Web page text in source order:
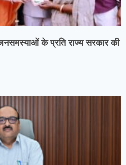
के प्रति राज्य सरकार की